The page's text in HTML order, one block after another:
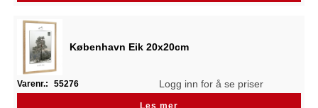
København Eik 20x20cm
Varenr.: 55276 Logg inn for å se priser
Les mer